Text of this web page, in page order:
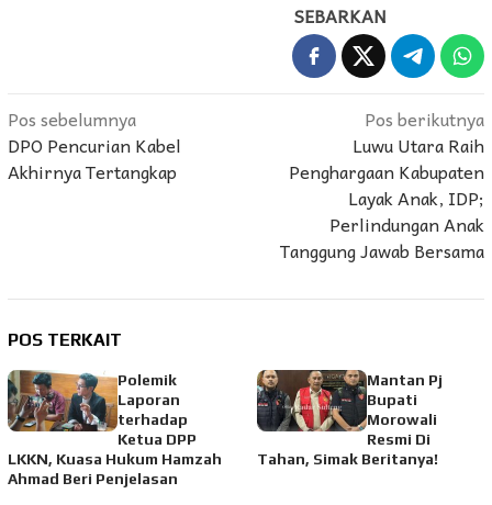
SEBARKAN
Navigasi
pos
Pos sebelumnya
DPO Pencurian Kabel
Akhirnya Tertangkap
Pos berikutnya
Luwu Utara Raih
Penghargaan Kabupaten
Layak Anak, IDP;
Perlindungan Anak
Tanggung Jawab Bersama
POS TERKAIT
Polemik
Laporan
terhadap
Ketua DPP
LKKN, Kuasa Hukum Hamzah
Ahmad Beri Penjelasan
Mantan Pj
Bupati
Morowali
Resmi Di
Tahan, Simak Beritanya!